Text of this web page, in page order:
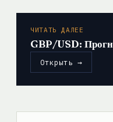
ЧИТАТЬ ДАЛЕЕ
GBP/USD:
Открыть →